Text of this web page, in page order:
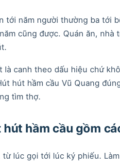
tới năm người thường ba tới
cũng được. Quán ăn,
là canh theo dấu hiệu chứ
hút hầm cầu Vũ Quang
tìm thợ.
hầm cầu gồm
từ lúc gọi tới lúc ký phiếu.